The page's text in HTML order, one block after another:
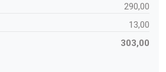
290,00
13,00
303,00